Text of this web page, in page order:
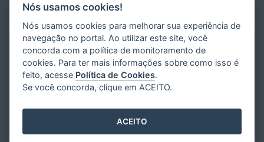
Nós usamos cookies!
Nós usamos cookies para melhorar sua experiência de
navegação no portal. Ao utilizar este site, você
concorda com a política de monitoramento de
cookies. Para ter mais informações sobre como isso é
feito, acesse Política de Cookies.
Se você concorda, clique em ACEITO.
ACEITO